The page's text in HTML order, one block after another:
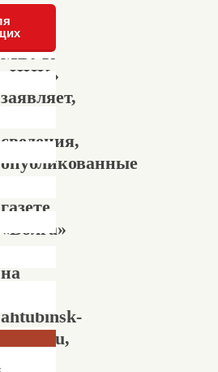
МБУК
«ЦНК»
заявляет,
сведения,
опубликованные
газете
«Волга»
на
ahtubinsk-
today.ru,